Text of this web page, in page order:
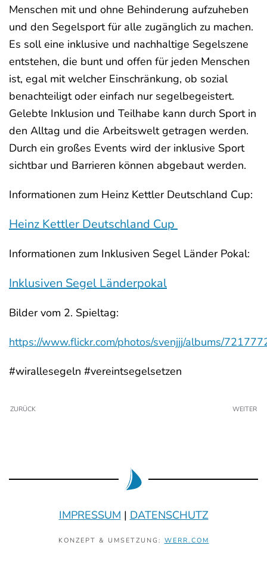
Menschen mit und ohne Behinderung aufzuheben
und den Segelsport für alle zugänglich zu machen.
Es soll eine inklusive und nachhaltige Segelszene
entstehen, die bunt und offen für jeden Menschen
ist, egal mit welcher Einschränkung, ob sozial
benachteiligt oder einfach nur segelbegeistert.
Gelebte Inklusion und Teilhabe kann durch Sport in
den Alltag und die Arbeitswelt getragen werden.
Durch ein großes Events wird der inklusive Sport
sichtbar und Barrieren können abgebaut werden.
Informationen zum Heinz Kettler Deutschland Cup:
Heinz Kettler Deutschland Cup
Informationen zum Inklusiven Segel Länder Pokal:
Inklusiven Segel Länderpokal
Bilder vom 2. Spieltag:
https://www.flickr.com/photos/svenjjj/albums/
#wirallesegeln #vereintsegelsetzen
ZURÜCK WEITER
IMPRESSUM | DATENSCHUTZ
KONZEPT & UMSETZUNG: WERR.COM